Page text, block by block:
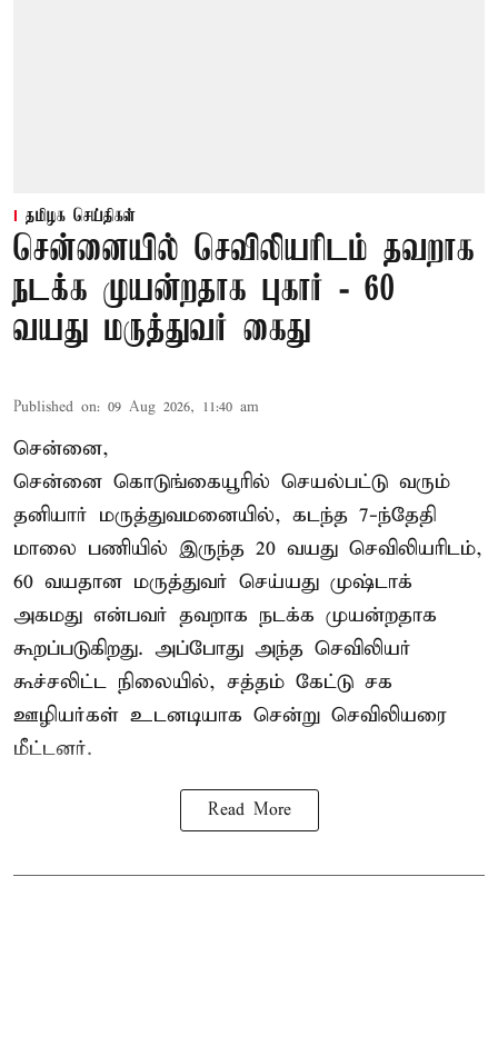
தமிழக செய்திகள்
சென்னையில் செவிலியரிடம் தவறாக
நடக்க முயன்றதாக புகார் - 60
வயது மருத்துவர் கைது
Published on: 09 Aug 2026, 11:40 am
சென்னை,
சென்னை கொடுங்கையூரில் செயல்பட்டு வரும்
தனியார் மருத்துவமனையில், கடந்த 7-ந்தேதி
மாலை பணியில் இருந்த 20 வயது செவிலியரிடம்,
60 வயதான மருத்துவர் செய்யது முஷ்டாக்
அகமது என்பவர் தவறாக நடக்க முயன்றதாக
கூறப்படுகிறது. அப்போது அந்த செவிலியர்
கூச்சலிட்ட நிலையில், சத்தம் கேட்டு சக
ஊழியர்கள் உடனடியாக சென்று செவிலியரை
மீட்டனர்.
Read More